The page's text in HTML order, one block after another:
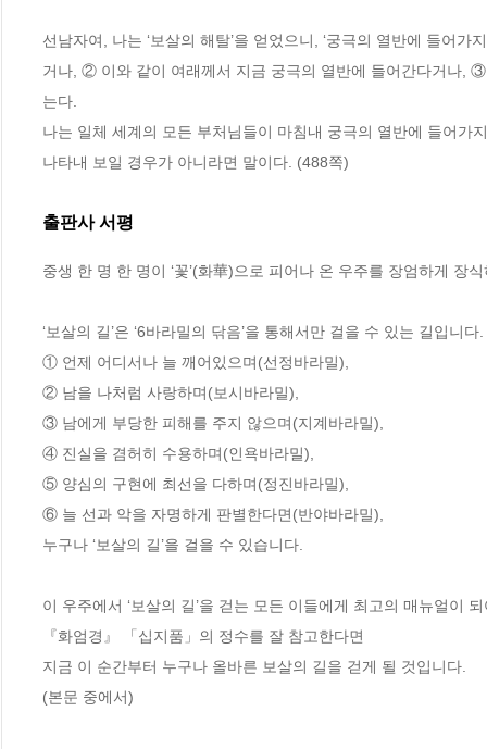
선남자여, 나는 ‘보살의 해탈’을 얻었으니, ‘궁극의 열반에 들어
거나, ② 이와 같이 여래께서 지금 궁극의 열반에 들어간다거나,
는다.
나는 일체 세계의 모든 부처님들이 마침내 궁극의 열반에 들어가
나타내 보일 경우가 아니라면 말이다. (488쪽)
출판사 서평
중생 한 명 한 명이 ‘꽃’(화華)으로 피어나 온 우주를 장엄하게 장
‘보살의 길’은 ‘6바라밀의 닦음’을 통해서만 걸을 수 있는 길입니다.
① 언제 어디서나 늘 깨어있으며(선정바라밀),
② 남을 나처럼 사랑하며(보시바라밀),
③ 남에게 부당한 피해를 주지 않으며(지계바라밀),
④ 진실을 겸허히 수용하며(인욕바라밀),
⑤ 양심의 구현에 최선을 다하며(정진바라밀),
⑥ 늘 선과 악을 자명하게 판별한다면(반야바라밀),
누구나 ‘보살의 길’을 걸을 수 있습니다.
이 우주에서 ‘보살의 길’을 걷는 모든 이들에게 최고의 매뉴얼이
『화엄경』 「십지품」의 정수를 잘 참고한다면
지금 이 순간부터 누구나 올바른 보살의 길을 걷게 될 것입니다.
(본문 중에서)